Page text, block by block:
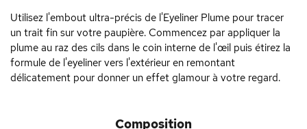
Utilisez l'embout ultra-précis de l'Eyeliner Plume pour tracer
un trait fin sur votre paupière. Commencez par appliquer la
plume au raz des cils dans le coin interne de l'œil puis étirez la
formule de l'eyeliner vers l'extérieur en remontant
délicatement pour donner un effet glamour à votre regard.
Composition